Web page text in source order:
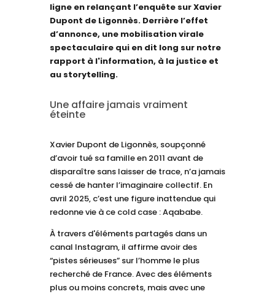
ligne en relançant l’enquête sur Xavier
Dupont de Ligonnès. Derrière l’effet
d’annonce, une mobilisation virale
spectaculaire qui en dit long sur notre
rapport à l'information, à la justice et
au storytelling.
Une affaire jamais vraiment
éteinte
Xavier Dupont de Ligonnès, soupçonné
d’avoir tué sa famille en 2011 avant de
disparaître sans laisser de trace, n’a jamais
cessé de hanter l’imaginaire collectif. En
avril 2025, c’est une figure inattendue qui
redonne vie à ce cold case : Aqababe.
À travers d'éléments partagés dans un
canal Instagram, il affirme avoir des
“pistes sérieuses” sur l’homme le plus
recherché de France. Avec des éléments
plus ou moins concrets, mais avec une